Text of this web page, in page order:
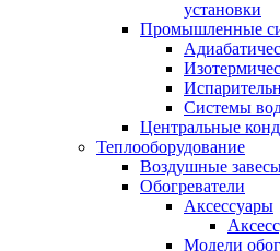
установки
Промышленные
Системы
Центральные
Теплооборудование
Воздушные
Обогреватели
Аксессуары
Модели